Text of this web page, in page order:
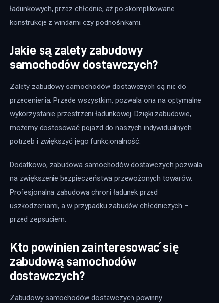
ładunkowych, przez chłodnie, aż po skomplikowane
konstrukcje z windami czy podnośnikami.
Jakie są zalety zabudowy
samochodów dostawczych?
Zalety zabudowy samochodów dostawczych są nie do
przecenienia. Przede wszystkim, pozwala ona na optymalne
wykorzystanie przestrzeni ładunkowej. Dzięki zabudowie,
możemy dostosować pojazd do naszych indywidualnych
potrzeb i zwiększyć jego funkcjonalność.
Dodatkowo, zabudowa samochodów dostawczych pozwala
na zwiększenie bezpieczeństwa przewożonych towarów.
Profesjonalna zabudowa chroni ładunek przed
uszkodzeniami, a w przypadku zabudów chłodniczych –
przed zepsuciem.
Kto powinien zainteresować się
zabudową samochodów
dostawczych?
Zabudowy samochodów dostawczych powinny